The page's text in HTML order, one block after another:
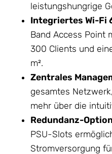
leistungshungrige
Integriertes Wi-Fi
Band Access Point
300 Clients und
m².
Zentrales
gesamtes Netzwerk
mehr über die
Redundanz-
PSU-Slots
Stromversorgung